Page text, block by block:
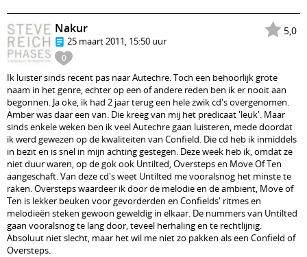
5,0
0
Nakur
25 maart 2011, 15:50 uur
Ik luister sinds recent pas naar Autechre. Toch een behoorlijk grote
naam in het genre, echter op een of andere reden ben ik er nooit aan
begonnen. Ja oke, ik had 2 jaar terug een hele zwik cd's overgenomen.
Amber was daar een van. Die kreeg van mij het predicaat 'leuk'. Maar
sinds enkele weken ben ik veel Autechre gaan luisteren, mede doordat
ik werd gewezen op de kwaliteiten van Confield. Die cd heb ik inmiddels
in bezit en is snel in mijn achting gestegen. Deze week heb ik, omdat ze
niet duur waren, op de gok ook Untilted, Oversteps en Move Of Ten
aangeschaft. Van deze cd's weet Untilted me vooralsnog het minste te
raken. Oversteps waardeer ik door de melodie en de ambient, Move of
Ten is lekker beuken voor gevorderden en Confields' ritmes en
melodieën steken gewoon geweldig in elkaar. De nummers van Untilted
gaan vooralsnog te lang door, teveel herhaling en te rechtlijnig.
Absoluut niet slecht, maar het wil me niet zo pakken als een Confield of
Oversteps.